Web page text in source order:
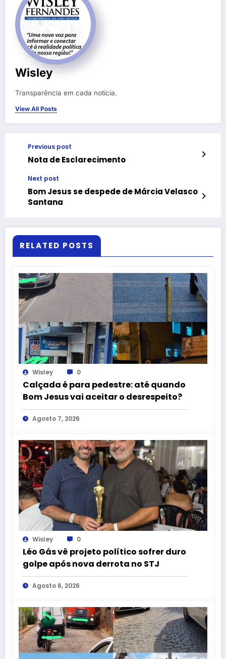
Wisley
Transparência em cada notícia.
View All Posts
Previous post
Nota de Esclarecimento
Next post
Bom Jesus se despede de Márcia Velasco
Santana
RELATED POSTS
Wisley 0
Calçada é para pedestre: até quando
Bom Jesus vai aceitar o desrespeito?
Agosto 7, 2026
Wisley 0
Léo Gás vê projeto político sofrer duro
golpe após nova derrota no STJ
Agosto 6, 2026